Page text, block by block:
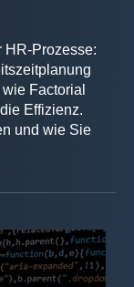
HR-Prozesse:
Factorial
Effizienz.
und wie Sie